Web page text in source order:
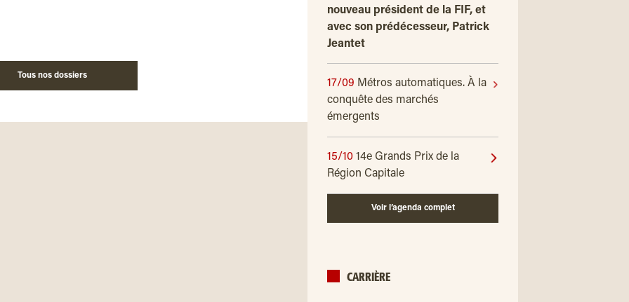
Tous nos dossiers
nouveau président de la FIF, et
avec son prédécesseur, Patrick
Jeantet
17/09 Métros automatiques. À la
conquête des marchés
émergents
15/10 14e Grands Prix de la
Région Capitale
Voir l’agenda complet
CARRIÈRE